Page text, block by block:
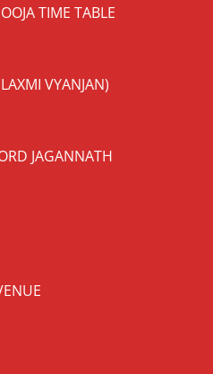
TIME TABLE
VYANJAN)
JAGANNATH